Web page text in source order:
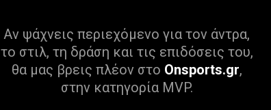
Αν ψάχνεις περιεχόμενο για τον άντρα,
το στιλ, τη δράση και τις επιδόσεις του,
θα μας βρεις πλέον στο Onsports.gr,
στην κατηγορία MVP.